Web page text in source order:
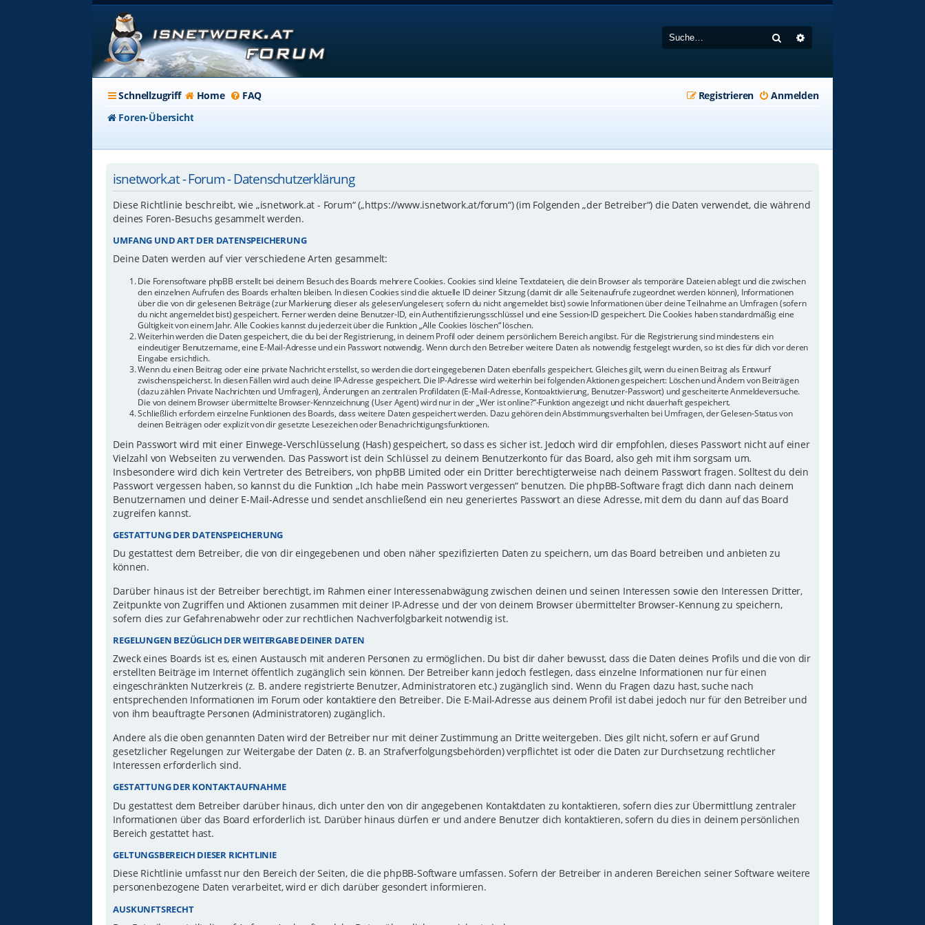
Suche
Schnellzugriff Home FAQ Anmelden
Registrieren
Foren-Übersicht
isnetwork.at - Forum - Datenschutzerklärung
Diese Richtlinie beschreibt, wie „isnetwork.at - Forum“ („https://www.isnetwork.at/forum“) (im Folgenden „der Betreiber“) die Daten verwendet, die während
deines Foren-Besuchs gesammelt werden.
UMFANG UND ART DER DATENSPEICHERUNG
Deine Daten werden auf vier verschiedene Arten gesammelt:
Die Forensoftware phpBB erstellt bei deinem Besuch des Boards mehrere Cookies. Cookies sind kleine Textdateien, die dein Browser als temporäre Dateien ablegt und die zwischen
den einzelnen Aufrufen des Boards erhalten bleiben. In diesen Cookies sind die aktuelle ID deiner Sitzung (damit dir alle Seitenaufrufe zugeordnet werden können), Informationen
über die von dir gelesenen Beiträge (zur Markierung dieser als gelesen/ungelesen; sofern du nicht angemeldet bist) sowie Informationen über deine Teilnahme an Umfragen (sofern
du nicht angemeldet bist) gespeichert. Ferner werden deine Benutzer-ID, ein Authentifizierungsschlüssel und eine Session-ID gespeichert. Die Cookies haben standardmäßig eine
Gültigkeit von einem Jahr. Alle Cookies kannst du jederzeit über die Funktion „Alle Cookies löschen“ löschen.
Weiterhin werden die Daten gespeichert, die du bei der Registrierung, in deinem Profil oder deinem persönlichem Bereich angibst. Für die Registrierung sind mindestens ein
eindeutiger Benutzername, eine E-Mail-Adresse und ein Passwort notwendig. Wenn durch den Betreiber weitere Daten als notwendig festgelegt wurden, so ist dies für dich vor deren
Eingabe ersichtlich.
Wenn du einen Beitrag oder eine private Nachricht erstellst, so werden die dort eingegebenen Daten ebenfalls gespeichert. Gleiches gilt, wenn du einen Beitrag als Entwurf
zwischenspeicherst. In diesen Fällen wird auch deine IP-Adresse gespeichert. Die IP-Adresse wird weiterhin bei folgenden Aktionen gespeichert: Löschen und Ändern von Beiträgen
(dazu zählen Private Nachrichten und Umfragen), Änderungen an zentralen Profildaten (E-Mail-Adresse, Kontoaktivierung, Benutzer-Passwort) und gescheiterte Anmeldeversuche.
Die von deinem Browser übermittelte Browser-Kennzeichnung (User Agent) wird nur in der „Wer ist online?“-Funktion angezeigt und nicht dauerhaft gespeichert.
Schließlich erfordern einzelne Funktionen des Boards, dass weitere Daten gespeichert werden. Dazu gehören dein Abstimmungsverhalten bei Umfragen, der Gelesen-Status von
deinen Beiträgen oder explizit von dir gesetzte Lesezeichen oder Benachrichtigungsfunktionen.
Dein Passwort wird mit einer Einwege-Verschlüsselung (Hash) gespeichert, so dass es sicher ist. Jedoch wird dir empfohlen, dieses Passwort nicht auf einer
Vielzahl von Webseiten zu verwenden. Das Passwort ist dein Schlüssel zu deinem Benutzerkonto für das Board, also geh mit ihm sorgsam um.
Insbesondere wird dich kein Vertreter des Betreibers, von phpBB Limited oder ein Dritter berechtigterweise nach deinem Passwort fragen. Solltest du dein
Passwort vergessen haben, so kannst du die Funktion „Ich habe mein Passwort vergessen“ benutzen. Die phpBB-Software fragt dich dann nach deinem
Benutzernamen und deiner E-Mail-Adresse und sendet anschließend ein neu generiertes Passwort an diese Adresse, mit dem du dann auf das Board
zugreifen kannst.
GESTATTUNG DER DATENSPEICHERUNG
Du gestattest dem Betreiber, die von dir eingegebenen und oben näher spezifizierten Daten zu speichern, um das Board betreiben und anbieten zu
können.
Darüber hinaus ist der Betreiber berechtigt, im Rahmen einer Interessenabwägung zwischen deinen und seinen Interessen sowie den Interessen Dritter,
Zeitpunkte von Zugriffen und Aktionen zusammen mit deiner IP-Adresse und der von deinem Browser übermittelter Browser-Kennung zu speichern,
sofern dies zur Gefahrenabwehr oder zur rechtlichen Nachverfolgbarkeit notwendig ist.
REGELUNGEN BEZÜGLICH DER WEITERGABE DEINER DATEN
Zweck eines Boards ist es, einen Austausch mit anderen Personen zu ermöglichen. Du bist dir daher bewusst, dass die Daten deines Profils und die von dir
erstellten Beiträge im Internet öffentlich zugänglich sein können. Der Betreiber kann jedoch festlegen, dass einzelne Informationen nur für einen
eingeschränkten Nutzerkreis (z. B. andere registrierte Benutzer, Administratoren etc.) zugänglich sind. Wenn du Fragen dazu hast, suche nach
entsprechenden Informationen im Forum oder kontaktiere den Betreiber. Die E-Mail-Adresse aus deinem Profil ist dabei jedoch nur für den Betreiber und
von ihm beauftragte Personen (Administratoren) zugänglich.
Andere als die oben genannten Daten wird der Betreiber nur mit deiner Zustimmung an Dritte weitergeben. Dies gilt nicht, sofern er auf Grund
gesetzlicher Regelungen zur Weitergabe der Daten (z. B. an Strafverfolgungsbehörden) verpflichtet ist oder die Daten zur Durchsetzung rechtlicher
Interessen erforderlich sind.
GESTATTUNG DER KONTAKTAUFNAHME
Du gestattest dem Betreiber darüber hinaus, dich unter den von dir angegebenen Kontaktdaten zu kontaktieren, sofern dies zur Übermittlung zentraler
Informationen über das Board erforderlich ist. Darüber hinaus dürfen er und andere Benutzer dich kontaktieren, sofern du dies in deinem persönlichen
Bereich gestattet hast.
GELTUNGSBEREICH DIESER RICHTLINIE
Diese Richtlinie umfasst nur den Bereich der Seiten, die die phpBB-Software umfassen. Sofern der Betreiber in anderen Bereichen seiner Software weitere
personenbezogene Daten verarbeitet, wird er dich darüber gesondert informieren.
AUSKUNFTSRECHT